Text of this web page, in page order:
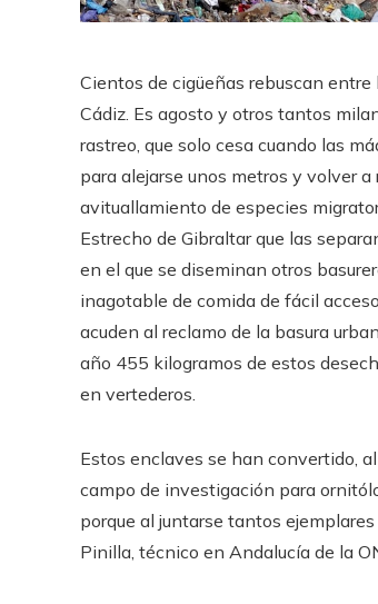
Cientos de cigüeñas rebuscan
Cádiz. Es agosto y otros tantos
rastreo, que solo cesa cuando las
para alejarse unos metros y volver
avituallamiento de especies
Estrecho de Gibraltar que las
en el que se diseminan otros
inagotable de comida de fácil
acuden al reclamo de la basura
año 455 kilogramos de estos
en vertederos.
Estos enclaves se han convertido,
campo de investigación para
porque al juntarse tantos
Pinilla, técnico en Andalucía de la